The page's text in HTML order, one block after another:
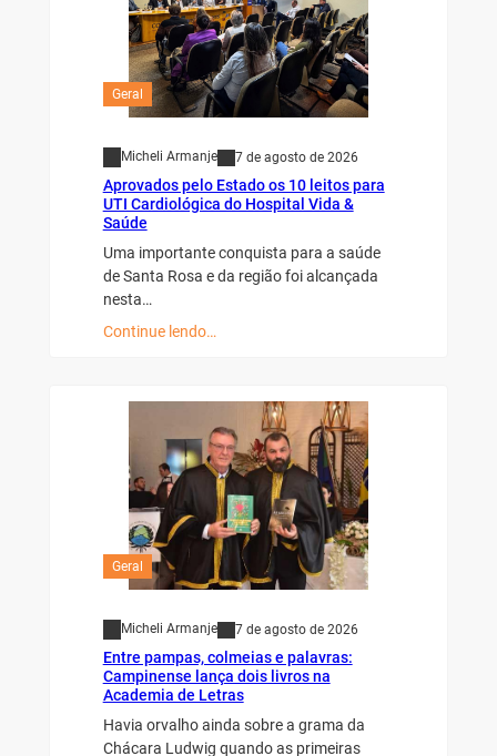
Geral
Micheli Armanje 7 de agosto de 2026
Aprovados pelo Estado os 10 leitos para
UTI Cardiológica do Hospital Vida &
Saúde
Uma importante conquista para a saúde
de Santa Rosa e da região foi alcançada
nesta…
Continue lendo…
Geral
Micheli Armanje 7 de agosto de 2026
Entre pampas, colmeias e palavras:
Campinense lança dois livros na
Academia de Letras
Havia orvalho ainda sobre a grama da
Chácara Ludwig quando as primeiras